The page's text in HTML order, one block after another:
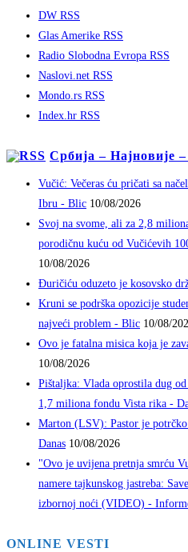
DW RSS
Glas Amerike RSS
Radio Slobodna Evropa RSS
Naslovi.net RSS
Mondo.rs RSS
Index.hr RSS
Србија – Најновије
Vučić: Večeras ću pričati sa
Ibru - Blic 10/08/2026
Svoj na svome, ali za 2,8
porodičnu kuću od Vučićevih
10/08/2026
Đuričiću oduzeto je kosovsko
Kruni se podrška opozicije
najveći problem - Blic 10/08/
Ovo je fatalna misica koja je
10/08/2026
Pištaljka: Vlada oprostila dug
1,7 miliona fondu Vista rika -
Marton (LSV): Pastor je
Danas 10/08/2026
"Ovo je uvijena pretnja smrću
namere tajkunskog jastreba:
izbornoj noći (VIDEO) -
ONLINE VESTI